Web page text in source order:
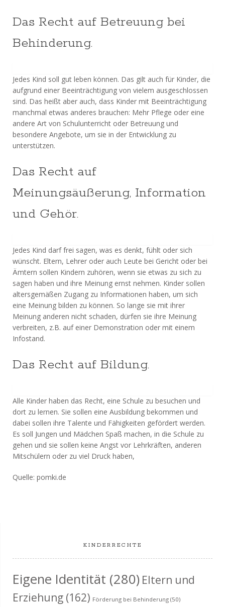
Das Recht auf Betreuung bei
Behinderung.
Jedes Kind soll gut leben können. Das gilt auch für Kinder, die
aufgrund einer Beeinträchtigung von vielem ausgeschlossen
sind. Das heißt aber auch, dass Kinder mit Beeinträchtigung
manchmal etwas anderes brauchen: Mehr Pflege oder eine
andere Art von Schulunterricht oder Betreuung und
besondere Angebote, um sie in der Entwicklung zu
unterstützen.
Das Recht auf
Meinungsäußerung, Information
und Gehör.
Jedes Kind darf frei sagen, was es denkt, fühlt oder sich
wünscht. Eltern, Lehrer oder auch Leute bei Gericht oder bei
Ämtern sollen Kindern zuhören, wenn sie etwas zu sich zu
sagen haben und ihre Meinung ernst nehmen. Kinder sollen
altersgemäßen Zugang zu Informationen haben, um sich
eine Meinung bilden zu können. So lange sie mit ihrer
Meinung anderen nicht schaden, dürfen sie ihre Meinung
verbreiten, z.B. auf einer Demonstration oder mit einem
Infostand.
Das Recht auf Bildung.
Alle Kinder haben das Recht, eine Schule zu besuchen und
dort zu lernen. Sie sollen eine Ausbildung bekommen und
dabei sollen ihre Talente und Fähigkeiten gefördert werden.
Es soll Jungen und Mädchen Spaß machen, in die Schule zu
gehen und sie sollen keine Angst vor Lehrkräften, anderen
Mitschülern oder zu viel Druck haben,
Quelle: pomki.de
KINDERRECHTE
Eigene Identität (280) Eltern und
Erziehung (162) Förderung bei Behinderung (50)